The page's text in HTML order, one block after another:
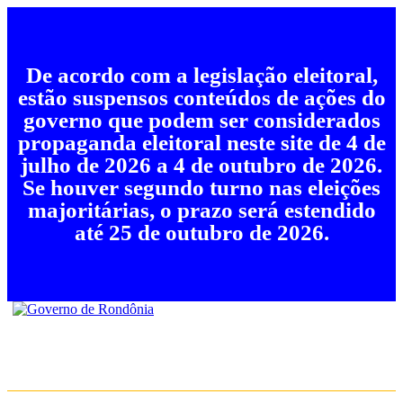
De acordo com a legislação eleitoral,
estão suspensos conteúdos de ações do
governo que podem ser considerados
propaganda eleitoral neste site de 4 de
julho de 2026 a 4 de outubro de 2026.
Se houver segundo turno nas eleições
majoritárias, o prazo será estendido
até 25 de outubro de 2026.